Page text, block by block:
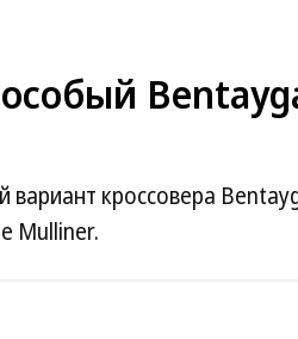
кроссовера
Mulliner.